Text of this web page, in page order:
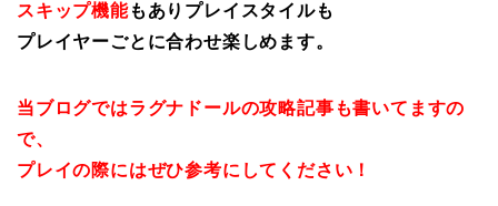
スキップ機能もありプレイスタイルも
プレイヤーごとに合わせ楽しめます。
当ブログではラグナドールの攻略記事も書いてますの
で、
プレイの際にはぜひ参考にしてください！